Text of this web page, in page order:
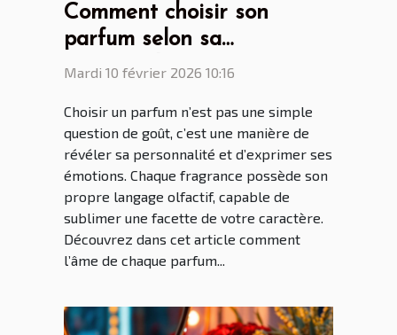
Comment choisir son
parfum selon sa
personnalité?
Mardi 10 février 2026 10:16
Choisir un parfum n’est pas une simple
question de goût, c’est une manière de
révéler sa personnalité et d’exprimer ses
émotions. Chaque fragrance possède son
propre langage olfactif, capable de
sublimer une facette de votre caractère.
Découvrez dans cet article comment
l’âme de chaque parfum...